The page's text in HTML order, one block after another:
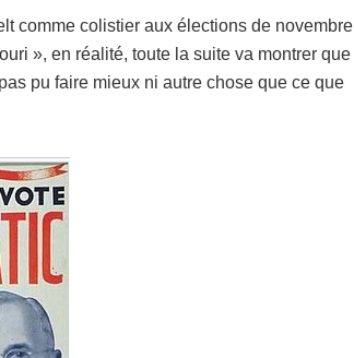
comme colistier aux élections de novembre
», en réalité, toute la suite va montrer que
pu faire mieux ni autre chose que ce que